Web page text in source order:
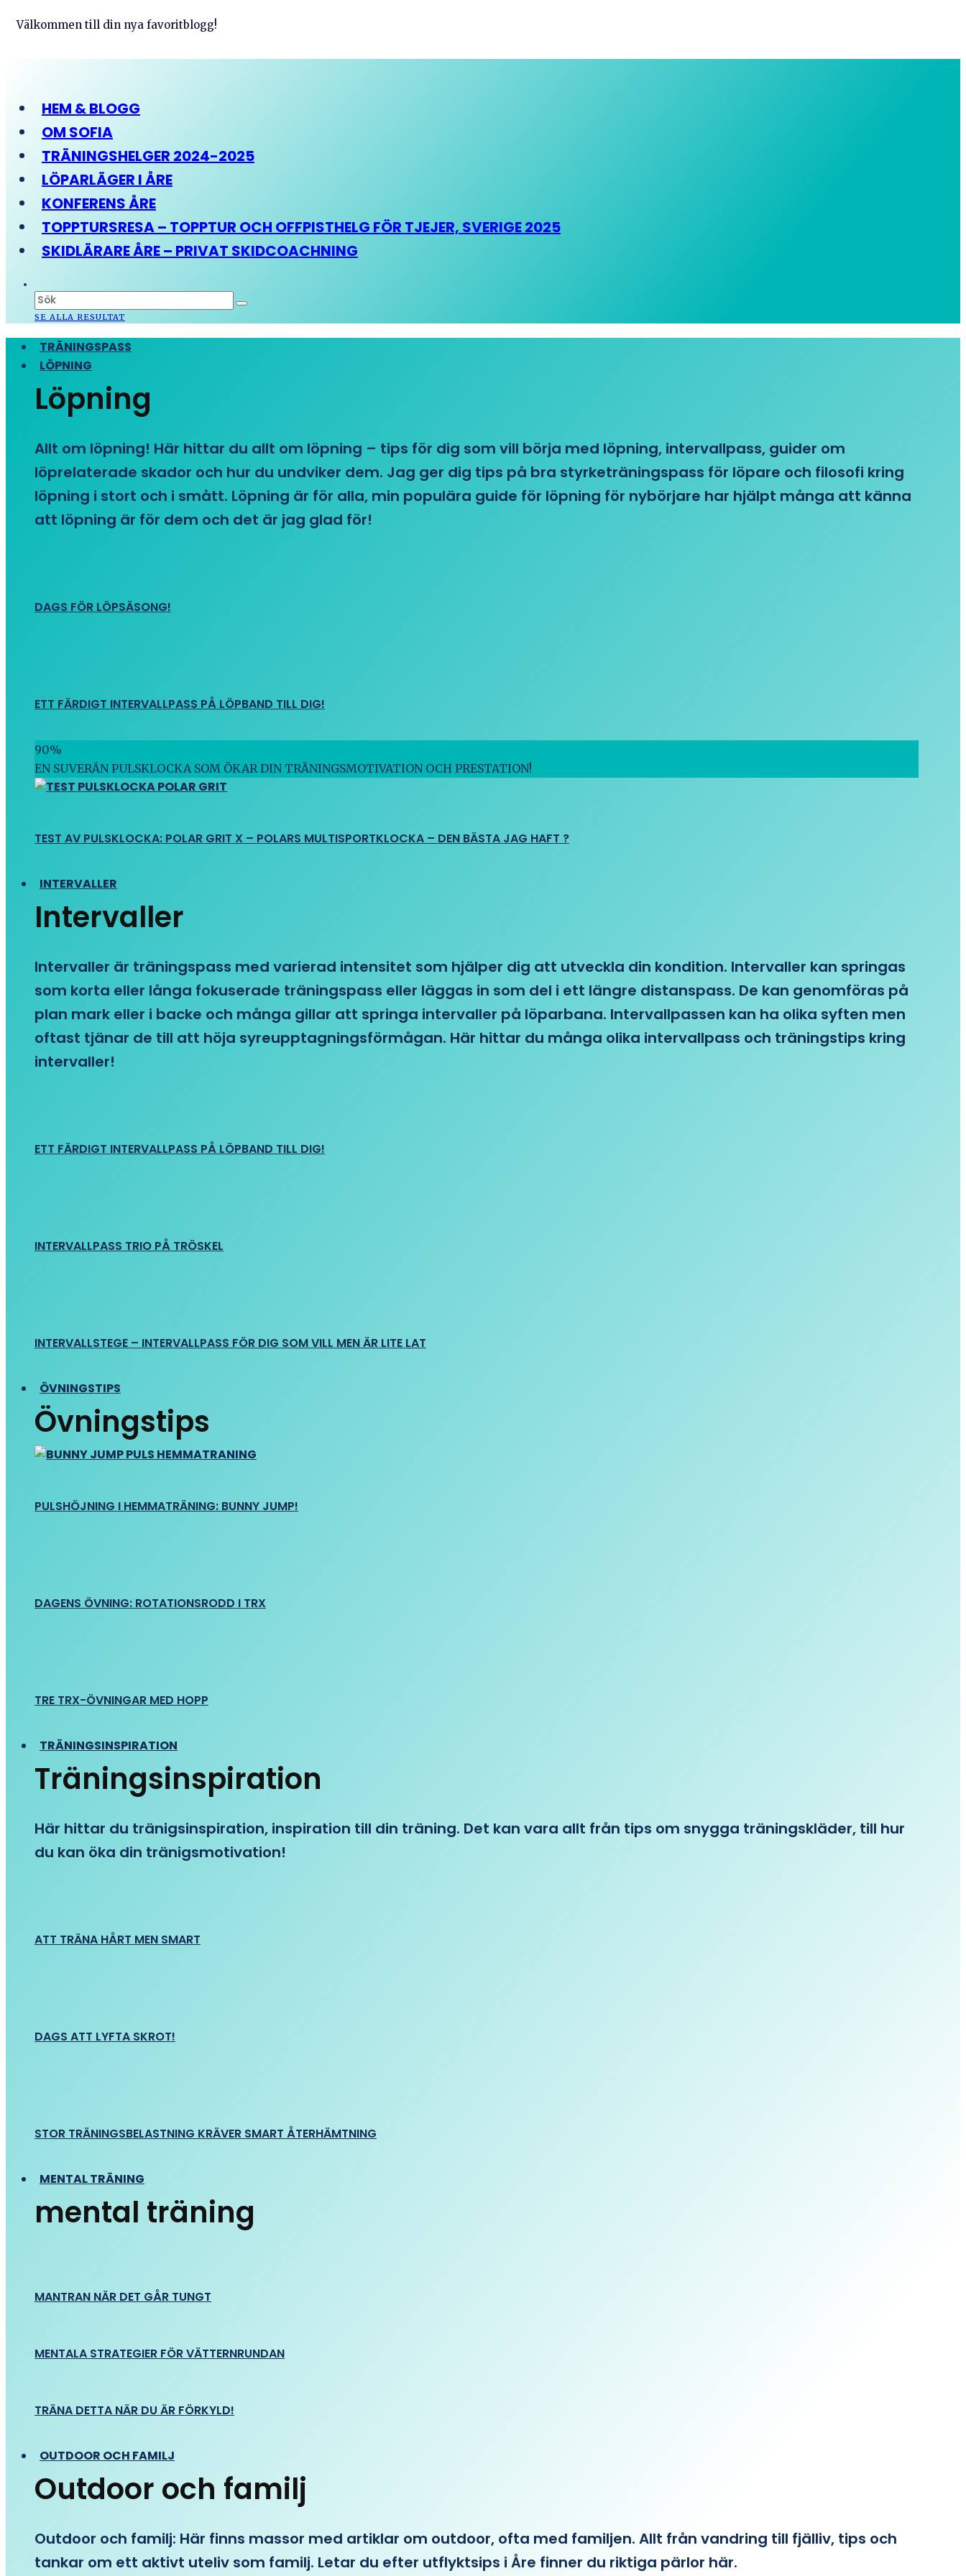
Välkommen till din nya favoritblogg!
HEM & BLOGG
OM SOFIA
TRÄNINGSHELGER 2024-2025
LÖPARLÄGER I ÅRE
KONFERENS ÅRE
TOPPTURSRESA – TOPPTUR OCH OFFPISTHELG FÖR TJEJER, SVERIGE 2025
SKIDLÄRARE ÅRE – PRIVAT SKIDCOACHNING
SE ALLA RESULTAT
TRÄNINGSPASS
LÖPNING
Löpning
Allt om löpning! Här hittar du allt om löpning – tips för dig som vill börja med löpning, intervallpass, guider om
löprelaterade skador och hur du undviker dem. Jag ger dig tips på bra styrketräningspass för löpare och filosofi kring
löpning i stort och i smått. Löpning är för alla, min populära guide för löpning för nybörjare har hjälpt många att känna
att löpning är för dem och det är jag glad för!
DAGS FÖR LÖPSÄSONG!
ETT FÄRDIGT INTERVALLPASS PÅ LÖPBAND TILL DIG!
90%
EN SUVERÄN PULSKLOCKA SOM ÖKAR DIN TRÄNINGSMOTIVATION OCH PRESTATION!
TEST AV PULSKLOCKA: POLAR GRIT X – POLARS MULTISPORTKLOCKA – DEN BÄSTA JAG HAFT ?
INTERVALLER
Intervaller
Intervaller är träningspass med varierad intensitet som hjälper dig att utveckla din kondition. Intervaller kan springas
som korta eller långa fokuserade träningspass eller läggas in som del i ett längre distanspass. De kan genomföras på
plan mark eller i backe och många gillar att springa intervaller på löparbana. Intervallpassen kan ha olika syften men
oftast tjänar de till att höja syreupptagningsförmågan. Här hittar du många olika intervallpass och träningstips kring
intervaller!
ETT FÄRDIGT INTERVALLPASS PÅ LÖPBAND TILL DIG!
INTERVALLPASS TRIO PÅ TRÖSKEL
INTERVALLSTEGE – INTERVALLPASS FÖR DIG SOM VILL MEN ÄR LITE LAT
ÖVNINGSTIPS
Övningstips
PULSHÖJNING I HEMMATRÄNING: BUNNY JUMP!
DAGENS ÖVNING: ROTATIONSRODD I TRX
TRE TRX-ÖVNINGAR MED HOPP
TRÄNINGSINSPIRATION
Träningsinspiration
Här hittar du tränigsinspiration, inspiration till din träning. Det kan vara allt från tips om snygga träningskläder, till hur
du kan öka din tränigsmotivation!
ATT TRÄNA HÅRT MEN SMART
DAGS ATT LYFTA SKROT!
STOR TRÄNINGSBELASTNING KRÄVER SMART ÅTERHÄMTNING
MENTAL TRÄNING
mental träning
MANTRAN NÄR DET GÅR TUNGT
MENTALA STRATEGIER FÖR VÄTTERNRUNDAN
TRÄNA DETTA NÄR DU ÄR FÖRKYLD!
OUTDOOR OCH FAMILJ
Outdoor och familj
Outdoor och familj: Här finns massor med artiklar om outdoor, ofta med familjen. Allt från vandring till fjälliv, tips och
tankar om ett aktivt uteliv som familj. Letar du efter utflyktsips i Åre finner du riktiga pärlor här.